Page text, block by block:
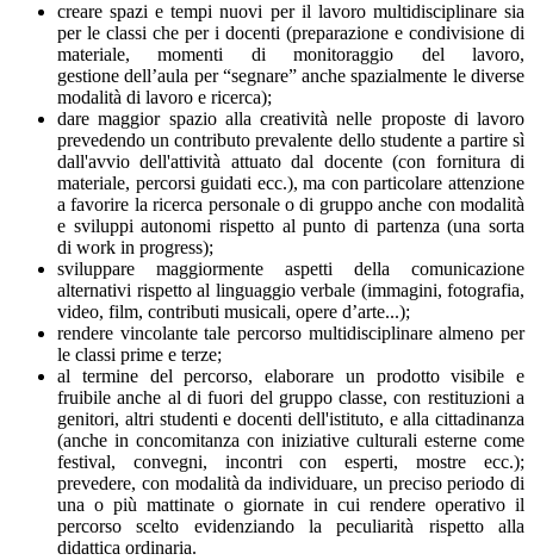
creare spazi e tempi nuovi per il lavoro multidisciplinare sia
per le classi che per i docenti (preparazione e condivisione di
materiale, momenti di monitoraggio del lavoro,
gestione dell’aula per “segnare” anche spazialmente le diverse
modalità di lavoro e ricerca);
dare maggior spazio alla creatività nelle proposte di lavoro
prevedendo un contributo prevalente dello studente a partire sì
dall'avvio dell'attività attuato dal docente (con fornitura di
materiale, percorsi guidati ecc.), ma con particolare attenzione
a favorire la ricerca personale o di gruppo anche con modalità
e sviluppi autonomi rispetto al punto di partenza (una sorta
di work in progress);
sviluppare maggiormente aspetti della comunicazione
alternativi rispetto al linguaggio verbale (immagini, fotografia,
video, film, contributi musicali, opere d’arte...);
rendere vincolante tale percorso multidisciplinare almeno per
le classi prime e terze;
al termine del percorso, elaborare un prodotto visibile e
fruibile anche al di fuori del gruppo classe, con restituzioni a
genitori, altri studenti e docenti dell'istituto, e alla cittadinanza
(anche in concomitanza con iniziative culturali esterne come
festival, convegni, incontri con esperti, mostre ecc.);
prevedere, con modalità da individuare, un preciso periodo di
una o più mattinate o giornate in cui rendere operativo il
percorso scelto evidenziando la peculiarità rispetto alla
didattica ordinaria.